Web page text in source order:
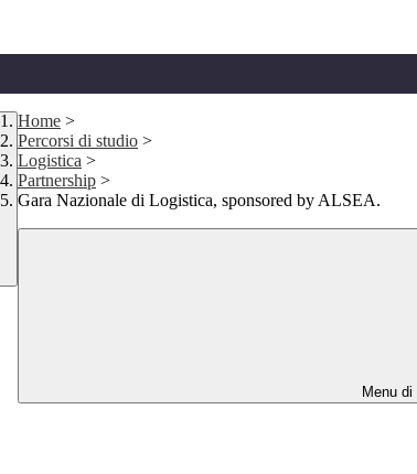
Home >
Percorsi di studio >
Logistica >
Partnership >
Gara Nazionale di Logistica, sponsored by ALSEA.
Menu